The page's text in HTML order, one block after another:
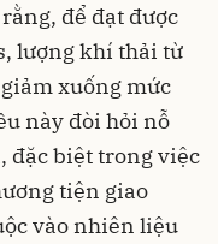
để đạt được
lượng khí thải từ
xuống mức
này đòi hỏi nỗ
đặc biệt trong việc
tiện giao
vào nhiên liệu